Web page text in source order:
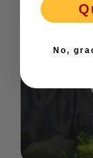
No,